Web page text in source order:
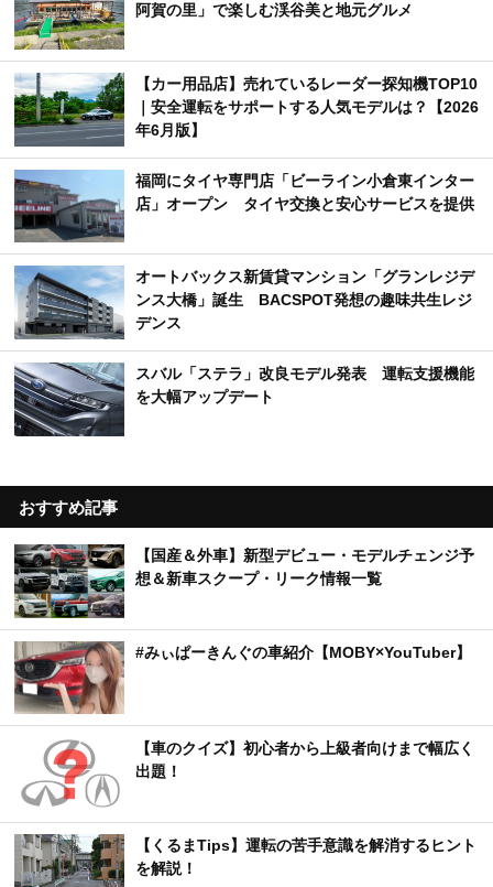
阿賀の里」で楽しむ渓谷美と地元グルメ
【カー用品店】売れているレーダー探知機TOP10
｜安全運転をサポートする人気モデルは？【2026
年6月版】
福岡にタイヤ専門店「ビーライン小倉東インター
店」オープン タイヤ交換と安心サービスを提供
オートバックス新賃貸マンション「グランレジデ
ンス大橋」誕生 BACSPOT発想の趣味共生レジ
デンス
スバル「ステラ」改良モデル発表 運転支援機能
を大幅アップデート
おすすめ記事
【国産＆外車】新型デビュー・モデルチェンジ予
想＆新車スクープ・リーク情報一覧
#みぃぱーきんぐの車紹介【MOBY×YouTuber】
【車のクイズ】初心者から上級者向けまで幅広く
出題！
【くるまTips】運転の苦手意識を解消するヒント
を解説！